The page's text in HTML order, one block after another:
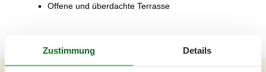
Offene und überdachte Terrasse
Zustimmung Details